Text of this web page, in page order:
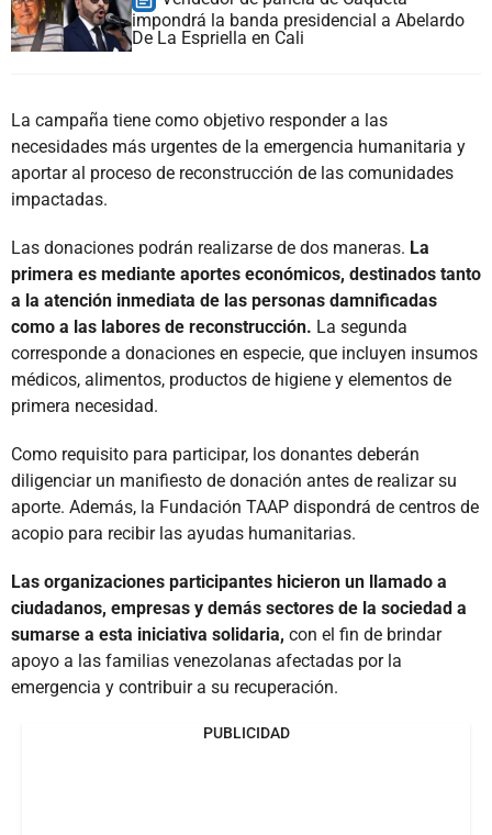
impondrá la banda presidencial a Abelardo
De La Espriella en Cali
La campaña tiene como objetivo responder a las
necesidades más urgentes de la emergencia humanitaria y
aportar al proceso de reconstrucción de las comunidades
impactadas.
Las donaciones podrán realizarse de dos maneras. La
primera es mediante aportes económicos, destinados tanto
a la atención inmediata de las personas damnificadas
como a las labores de reconstrucción. La segunda
corresponde a donaciones en especie, que incluyen insumos
médicos, alimentos, productos de higiene y elementos de
primera necesidad.
Como requisito para participar, los donantes deberán
diligenciar un manifiesto de donación antes de realizar su
aporte. Además, la Fundación TAAP dispondrá de centros de
acopio para recibir las ayudas humanitarias.
Las organizaciones participantes hicieron un llamado a
ciudadanos, empresas y demás sectores de la sociedad a
sumarse a esta iniciativa solidaria, con el fin de brindar
apoyo a las familias venezolanas afectadas por la
emergencia y contribuir a su recuperación.
PUBLICIDAD